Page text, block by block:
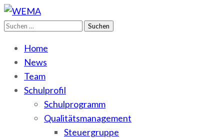
WEMA
BbS I des Salzlandkreises
Suchen
Home
News
Team
Schulprofil
Schulprogramm
Qualitätsmanagement
Steuergruppe